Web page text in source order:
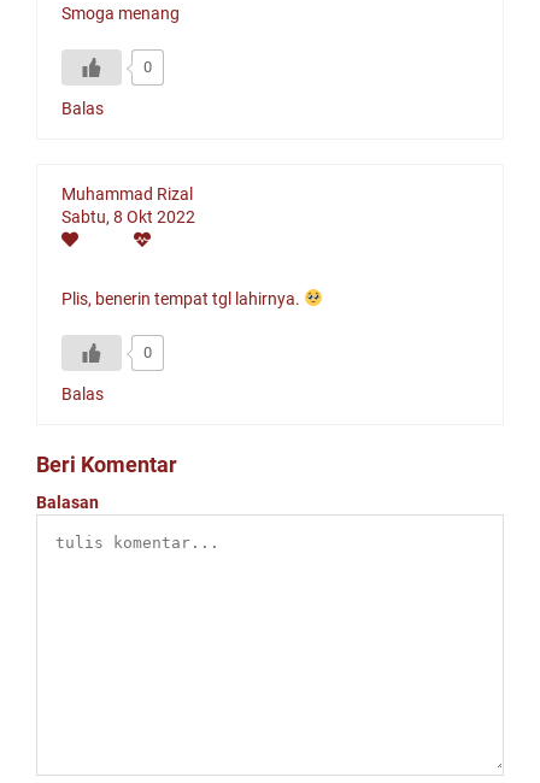
Smoga menang
0
Balas
Muhammad Rizal
Sabtu, 8 Okt 2022
Plis, benerin tempat tgl lahirnya.
0
Balas
Beri Komentar
Balasan